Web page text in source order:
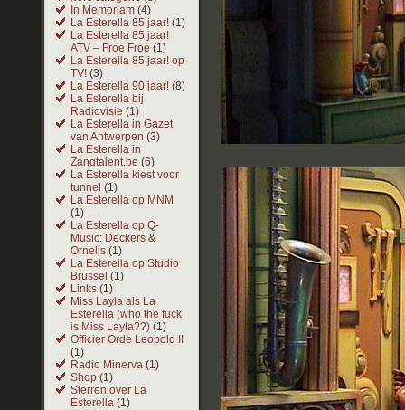
In Memoriam (4)
La Esterella 85 jaar! (1)
La Esterella 85 jaar!
ATV – Froe Froe (1)
La Esterella 85 jaar! op
TV! (3)
La Esterella 90 jaar! (8)
La Esterella bij
Radiovisie (1)
La Esterella in Gazet
van Antwerpen (3)
La Esterella in
Zangtalent.be (6)
La Esterella kiest voor
tunnel (1)
La Esterella op MNM
(1)
La Esterella op Q-
Music: Deckers &
Ornelis (1)
La Esterella op Studio
Brussel (1)
Links (1)
Miss Layla als La
Esterella (who the fuck
is Miss Layla??) (1)
Officier Orde Leopold II
(1)
Radio Minerva (1)
Shop (1)
Sterren over La
Esterella (1)